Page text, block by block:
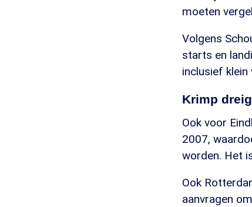
moeten
Volgens
starts en
inclusief klein
Krimp
Ook voor
2007,
worden. Het
Ook
aanvragen